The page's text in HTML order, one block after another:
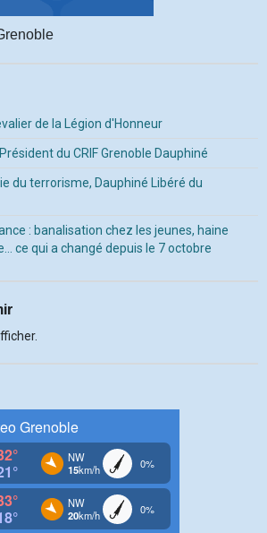
de la Légion d'Honneur
du CRIF Grenoble Dauphiné
du terrorisme, Dauphiné Libéré du
: banalisation chez les jeunes, haine
ce qui a changé depuis le 7 octobre